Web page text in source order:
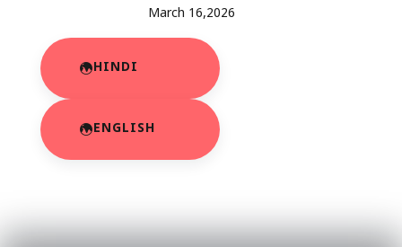
March 16,2026
HINDI
ENGLISH